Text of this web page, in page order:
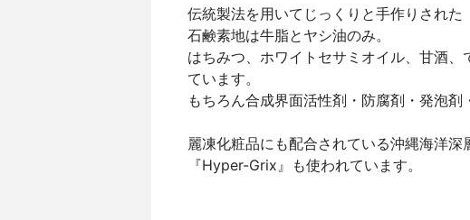
伝統製法を用いてじっくりと手作りされた
石鹸素地は牛脂とヤシ油のみ。
はちみつ、ホワイトセサミオイル、甘酒
ています。
もちろん合成界面活性剤・防腐剤・発泡剤
麗凍化粧品にも配合されている沖縄海洋
『Hyper-Grix』も使われています。